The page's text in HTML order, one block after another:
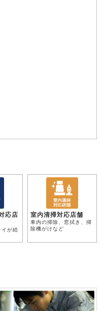
応店
イが続
室内清掃対応店舗
車内の掃除、窓拭き、掃
除機がけなど